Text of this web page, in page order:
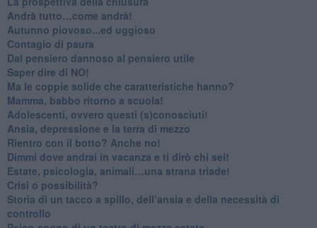
​Andrà tutto…come andrà!
Autunno piovoso...ed uggioso
​Contagio di paura
​Dal pensiero dannoso al pensiero utile
​Saper dire di NO!
​Ma le coppie solide che caratteristiche hanno?
​Mamma, babbo ritorno a scuola!
Adolescenti, ovvero questi (s)conosciuti!
Ansia, depressione e la terra di mezzo
​Rientro con il botto? Anche no!
Dimmi dove andrai in vacanza e ti dirò chi sei!
​Estate, psicologia, animali…una strana triade!
​Crisi o possibilità?
​Storia di un tacco a spillo, dell’ansia e della necessità di
controllo